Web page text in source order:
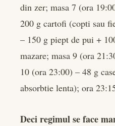
din zer; masa 7 (ora
200 g cartofi (copti sau
– 150 g piept de pui +
mazare; masa 9 (ora
10 (ora 23:00) – 48 g
absorbtie lenta); ora
Deci regimul se face